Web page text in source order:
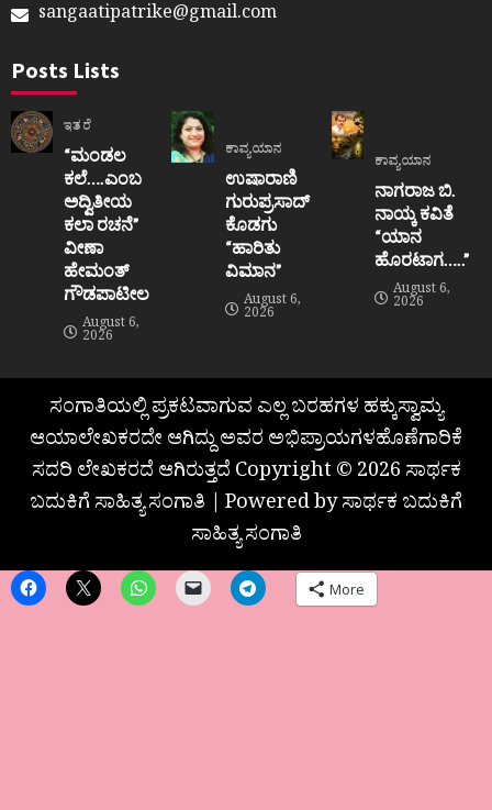
sangaatipatrike@gmail.com
Posts Lists
ಇತರೆ
“ಮಂಡಲ
ಕಲೆ….ಎಂಬ
ಅದ್ವಿತೀಯ
ಕಲಾ ರಚನೆ”‌
ವೀಣಾ
ಹೇಮಂತ್‌
ಗೌಡಪಾಟೀಲ
August 6,
2026
ಕಾವ್ಯಯಾನ
ಉಷಾರಾಣಿ
ಗುರುಪ್ರಸಾದ್
ಕೊಡಗು
“ಹಾರಿತು
ವಿಮಾನ”
August 6,
2026
ಕಾವ್ಯಯಾನ
ನಾಗರಾಜ ಬಿ.
ನಾಯ್ಕ ಕವಿತೆ
“ಯಾನ
ಹೊರಟಾಗ…..”
August 6,
2026
ಸಂಗಾತಿಯಲ್ಲಿ ಪ್ರಕಟವಾಗುವ ಎಲ್ಲ ಬರಹಗಳ ಹಕ್ಕುಸ್ವಾಮ್ಯ
ಆಯಾಲೇಖಕರದೇ ಆಗಿದ್ದು ಅವರ ಅಭಿಪ್ರಾಯಗಳಹೊಣೆಗಾರಿಕೆ
ಸದರಿ ಲೇಖಕರದೆ ಆಗಿರುತ್ತದೆ Copyright © 2026 ಸಾರ್ಥಕ
ಬದುಕಿಗೆ ಸಾಹಿತ್ಯ ಸಂಗಾತಿ | Powered by ಸಾರ್ಥಕ ಬದುಕಿಗೆ
ಸಾಹಿತ್ಯ ಸಂಗಾತಿ
More